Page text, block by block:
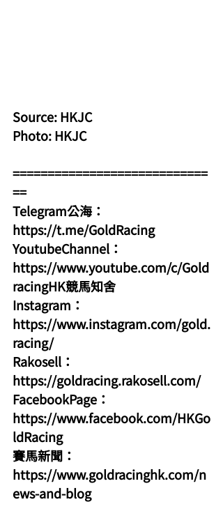
Source: HKJC
Photo: HKJC
============================
==
Telegram公海：
https://t.me/GoldRacing
YoutubeChannel：
https://www.youtube.com/c/Gold
racingHK競馬知舍
Instagram：
https://www.instagram.com/gold.
racing/
Rakosell：
https://goldracing.rakosell.com/
FacebookPage：
https://www.facebook.com/HKGo
ldRacing
賽馬新聞：
https://www.goldracinghk.com/n
ews-and-blog